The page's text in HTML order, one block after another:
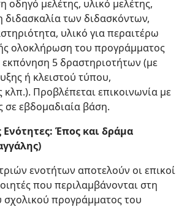
οδηγό μελέτης, υλικό μελέτης,
διδασκαλία των διδασκόντων,
υλικό για περαιτέρω
ολοκλήρωση του προγράμματος
5 δραστηριοτήτων (με
ή κλειστού τύπου,
κλπ.). Προβλέπεται επικοινωνία με
σε εβδομαδιαία βάση.
Ενότητες: Έπος και δράμα
ενοτήτων αποτελούν οι επικοί
που περιλαμβάνονται στη
σχολικού προγράμματος του